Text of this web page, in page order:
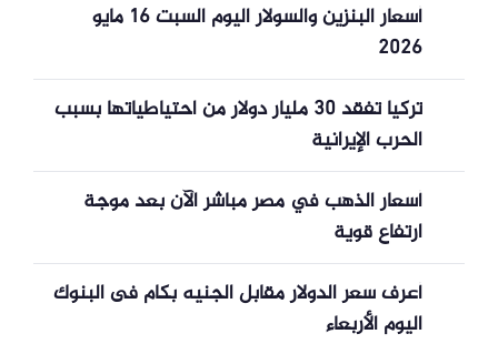
أسعار البنزين والسولار اليوم السبت 16 مايو
2026
تركيا تفقد 30 مليار دولار من احتياطياتها بسبب
الحرب الإيرانية
أسعار الذهب في مصر مباشر الآن بعد موجة
ارتفاع قوية
أعرف سعر الدولار مقابل الجنيه بكام فى البنوك
اليوم الأربعاء